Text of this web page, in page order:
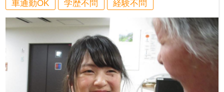
車通勤OK
学歴不問 経験不問